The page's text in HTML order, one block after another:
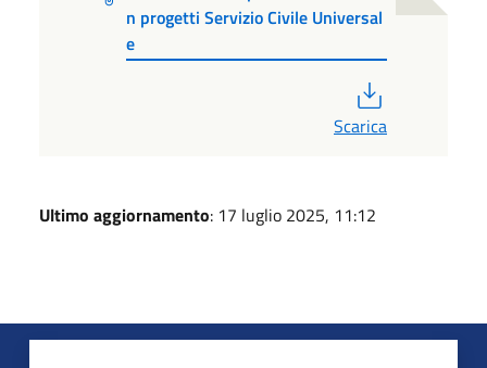
n progetti Servizio Civile Universal
e
Scarica
Ultimo aggiornamento: 17 luglio 2025, 11:12